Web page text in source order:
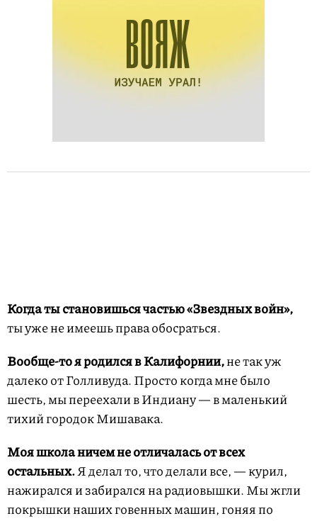
Когда ты становишься частью «Звездных войн»,
ты уже не имеешь права обосраться.
Вообще-то я родился в Калифорнии,не так уж
далеко от Голливуда. Просто когда мне было
шесть, мы переехали в Индиану — в маленький
тихий городок Мишавака.
Моя школа ничем не отличалась от всех
остальных.Я делал то, что делали все, — курил,
нажирался и забирался на радиовышки. Мы жгли
покрышки наших говенных машин, гоняя по